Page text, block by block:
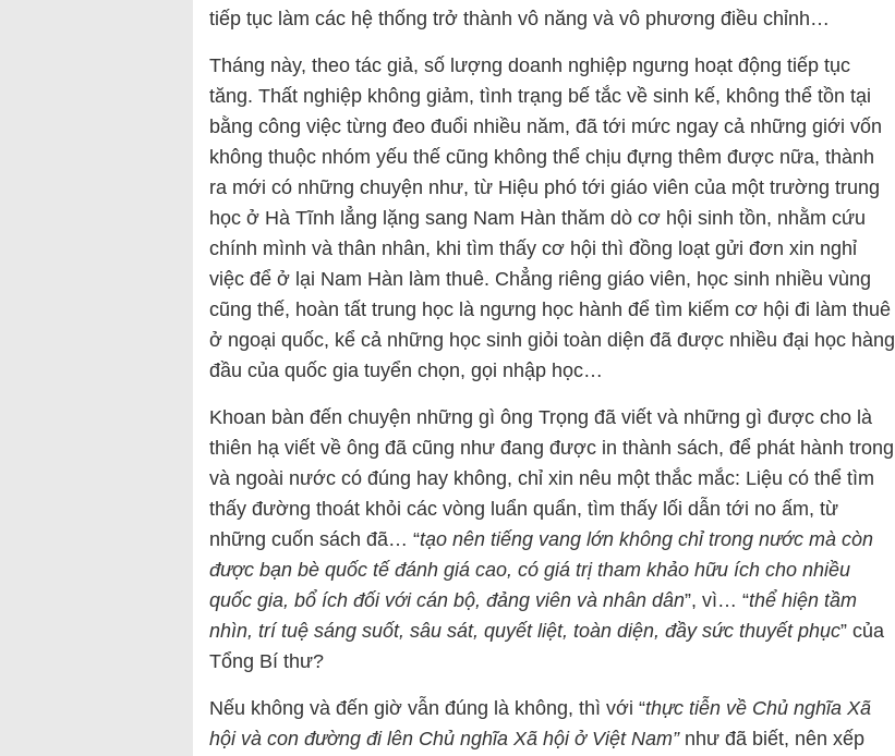
tiếp tục làm các hệ thống trở thành vô năng và vô phương điều chỉnh…
Tháng này, theo tác giả, số lượng doanh nghiệp ngưng hoạt động tiếp tục
tăng. Thất nghiệp không giảm, tình trạng bế tắc về sinh kế, không thể tồn tại
bằng công việc từng đeo đuổi nhiều năm, đã tới mức ngay cả những giới vốn
không thuộc nhóm yếu thế cũng không thể chịu đựng thêm được nữa, thành
ra mới có những chuyện như, từ Hiệu phó tới giáo viên của một trường trung
học ở Hà Tĩnh lẳng lặng sang Nam Hàn thăm dò cơ hội sinh tồn, nhằm cứu
chính mình và thân nhân, khi tìm thấy cơ hội thì đồng loạt gửi đơn xin nghỉ
việc để ở lại Nam Hàn làm thuê. Chẳng riêng giáo viên, học sinh nhiều vùng
cũng thế, hoàn tất trung học là ngưng học hành để tìm kiếm cơ hội đi làm thuê
ở ngoại quốc, kể cả những học sinh giỏi toàn diện đã được nhiều đại học hàng
đầu của quốc gia tuyển chọn, gọi nhập học…
Khoan bàn đến chuyện những gì ông Trọng đã viết và những gì được cho là
thiên hạ viết về ông đã cũng như đang được in thành sách, để phát hành trong
và ngoài nước có đúng hay không, chỉ xin nêu một thắc mắc: Liệu có thể tìm
thấy đường thoát khỏi các vòng luẩn quẩn, tìm thấy lối dẫn tới no ấm, từ
những cuốn sách đã… “tạo nên tiếng vang lớn không chỉ trong nước mà còn
được bạn bè quốc tế đánh giá cao, có giá trị tham khảo hữu ích cho nhiều
quốc gia, bổ ích đối với cán bộ, đảng viên và nhân dân”, vì… “thể hiện tầm
nhìn, trí tuệ sáng suốt, sâu sát, quyết liệt, toàn diện, đầy sức thuyết phục” của
Tổng Bí thư?
Nếu không và đến giờ vẫn đúng là không, thì với “thực tiễn về Chủ nghĩa Xã
hội và con đường đi lên Chủ nghĩa Xã hội ở Việt Nam”như đã biết, nên xếp